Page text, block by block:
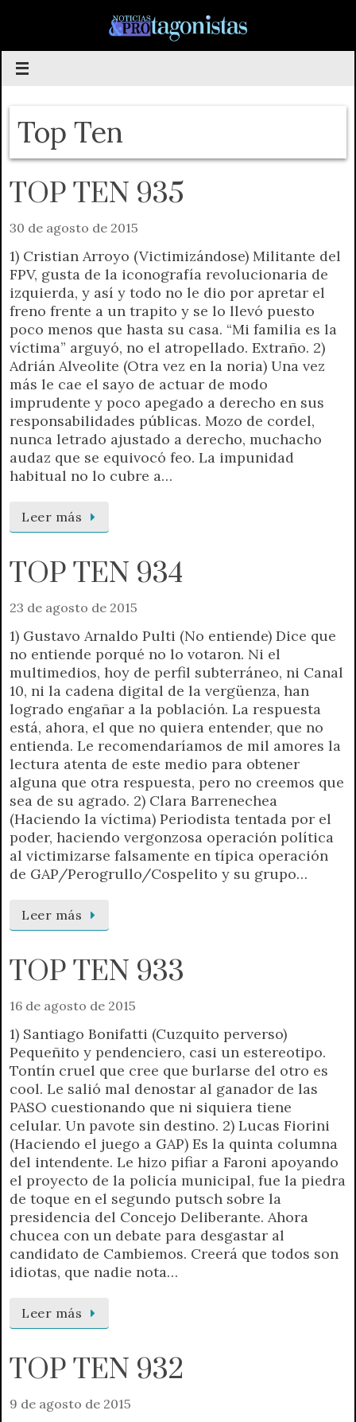
contenido
Top Ten
TOP TEN 935
30 de agosto de 2015
1) Cristian Arroyo (Victimizándose) Militante del
FPV, gusta de la iconografía revolucionaria de
izquierda, y así y todo no le dio por apretar el
freno frente a un trapito y se lo llevó puesto
poco menos que hasta su casa. “Mi familia es la
víctima” arguyó, no el atropellado. Extraño. 2)
Adrián Alveolite (Otra vez en la noria) Una vez
más le cae el sayo de actuar de modo
imprudente y poco apegado a derecho en sus
responsabilidades públicas. Mozo de cordel,
nunca letrado ajustado a derecho, muchacho
audaz que se equivocó feo. La impunidad
habitual no lo cubre a…
Leer más
TOP TEN 934
23 de agosto de 2015
1) Gustavo Arnaldo Pulti (No entiende) Dice que
no entiende porqué no lo votaron. Ni el
multimedios, hoy de perfil subterráneo, ni Canal
10, ni la cadena digital de la vergüenza, han
logrado engañar a la población. La respuesta
está, ahora, el que no quiera entender, que no
entienda. Le recomendaríamos de mil amores la
lectura atenta de este medio para obtener
alguna que otra respuesta, pero no creemos que
sea de su agrado. 2) Clara Barrenechea
(Haciendo la víctima) Periodista tentada por el
poder, haciendo vergonzosa operación política
al victimizarse falsamente en típica operación
de GAP/Perogrullo/Cospelito y su grupo…
Leer más
TOP TEN 933
16 de agosto de 2015
1) Santiago Bonifatti (Cuzquito perverso)
Pequeñito y pendenciero, casi un estereotipo.
Tontín cruel que cree que burlarse del otro es
cool. Le salió mal denostar al ganador de las
PASO cuestionando que ni siquiera tiene
celular. Un pavote sin destino. 2) Lucas Fiorini
(Haciendo el juego a GAP) Es la quinta columna
del intendente. Le hizo pifiar a Faroni apoyando
el proyecto de la policía municipal, fue la piedra
de toque en el segundo putsch sobre la
presidencia del Concejo Deliberante. Ahora
chucea con un debate para desgastar al
candidato de Cambiemos. Creerá que todos son
idiotas, que nadie nota…
Leer más
TOP TEN 932
9 de agosto de 2015